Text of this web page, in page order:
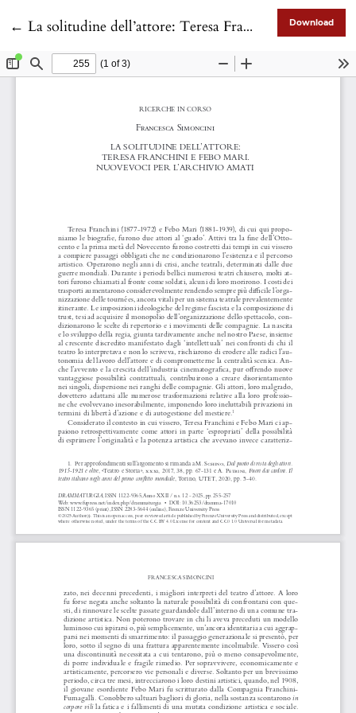
← Return to Article Details
La solitudine dell’attore: Teresa Franchini e Febo Mari. Nuove voci per l’Archivio AMAtI Download